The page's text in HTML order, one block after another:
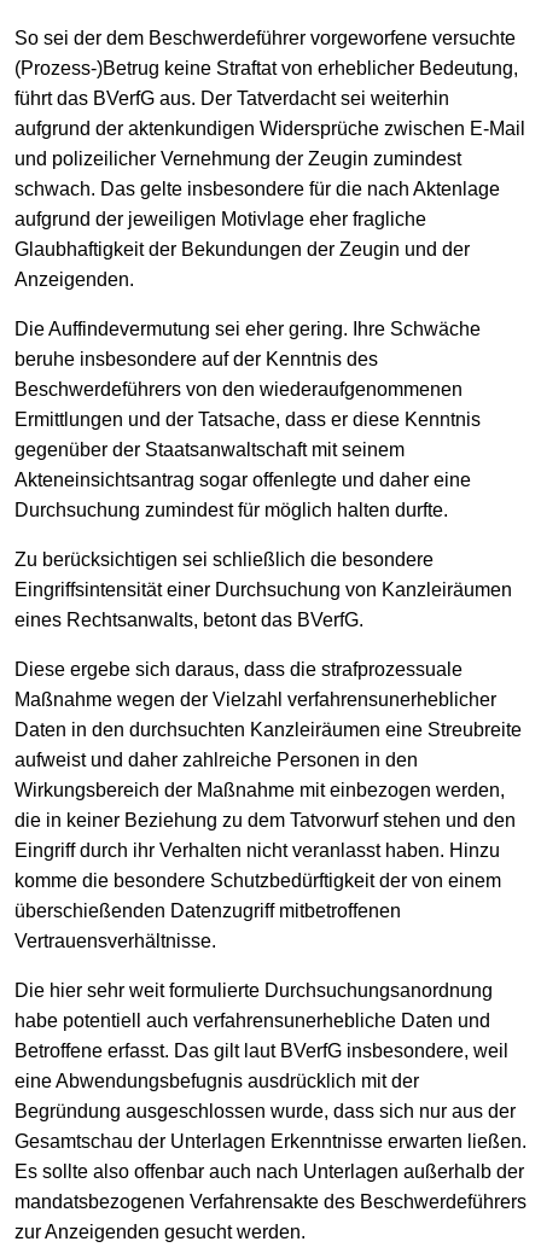
So sei der dem Beschwerdeführer vorgeworfene versuchte
(Prozess-)Betrug keine Straftat von erheblicher Bedeutung,
führt das BVerfG aus. Der Tatverdacht sei weiterhin
aufgrund der aktenkundigen Widersprüche zwischen E-Mail
und polizeilicher Vernehmung der Zeugin zumindest
schwach. Das gelte insbesondere für die nach Aktenlage
aufgrund der jeweiligen Motivlage eher fragliche
Glaubhaftigkeit der Bekundungen der Zeugin und der
Anzeigenden.
Die Auffindevermutung sei eher gering. Ihre Schwäche
beruhe insbesondere auf der Kenntnis des
Beschwerdeführers von den wiederaufgenommenen
Ermittlungen und der Tatsache, dass er diese Kenntnis
gegenüber der Staatsanwaltschaft mit seinem
Akteneinsichtsantrag sogar offenlegte und daher eine
Durchsuchung zumindest für möglich halten durfte.
Zu berücksichtigen sei schließlich die besondere
Eingriffsintensität einer Durchsuchung von Kanzleiräumen
eines Rechtsanwalts, betont das BVerfG.
Diese ergebe sich daraus, dass die strafprozessuale
Maßnahme wegen der Vielzahl verfahrensunerheblicher
Daten in den durchsuchten Kanzleiräumen eine Streubreite
aufweist und daher zahlreiche Personen in den
Wirkungsbereich der Maßnahme mit einbezogen werden,
die in keiner Beziehung zu dem Tatvorwurf stehen und den
Eingriff durch ihr Verhalten nicht veranlasst haben. Hinzu
komme die besondere Schutzbedürftigkeit der von einem
überschießenden Datenzugriff mitbetroffenen
Vertrauensverhältnisse.
Die hier sehr weit formulierte Durchsuchungsanordnung
habe potentiell auch verfahrensunerhebliche Daten und
Betroffene erfasst. Das gilt laut BVerfG insbesondere, weil
eine Abwendungsbefugnis ausdrücklich mit der
Begründung ausgeschlossen wurde, dass sich nur aus der
Gesamtschau der Unterlagen Erkenntnisse erwarten ließen.
Es sollte also offenbar auch nach Unterlagen außerhalb der
mandatsbezogenen Verfahrensakte des Beschwerdeführers
zur Anzeigenden gesucht werden.